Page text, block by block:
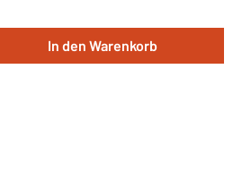
den gewünschten
In den Warenkorb